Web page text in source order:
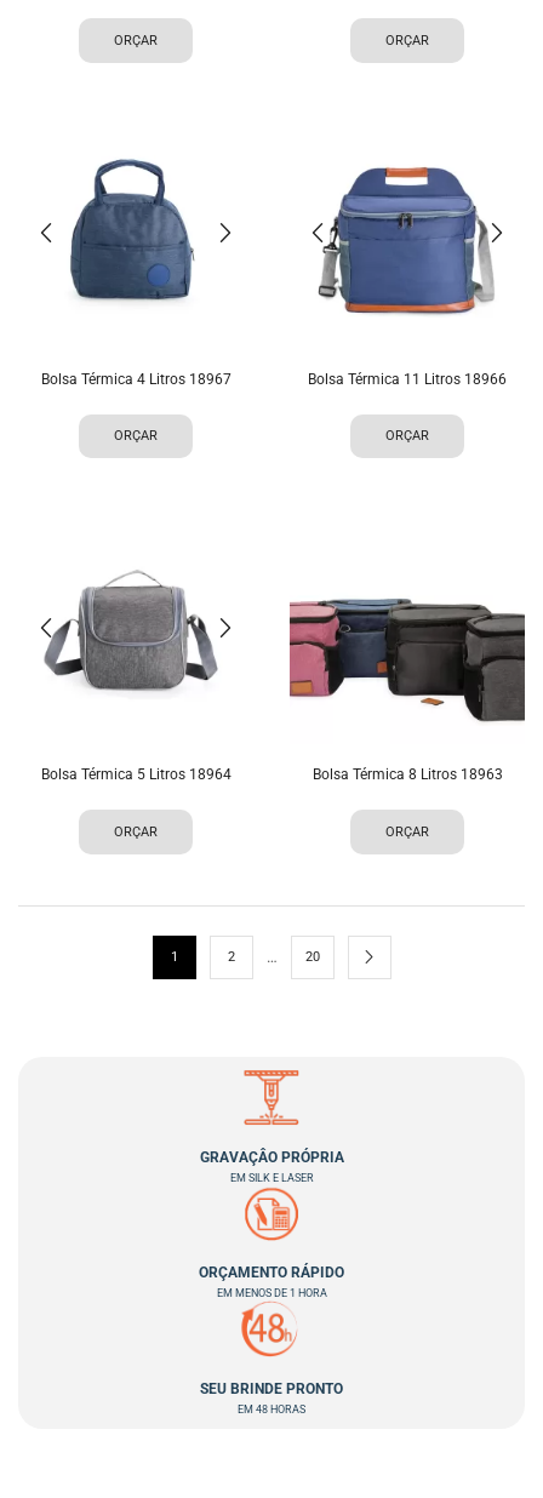
ORÇAR ORÇAR
Bolsa Térmica 4 Litros 18967
ORÇAR
Bolsa Térmica 11 Litros 18966
ORÇAR
Bolsa Térmica 5 Litros 18964
ORÇAR
Bolsa Térmica 8 Litros 18963
ORÇAR
1 2 … 20
GRAVAÇÂO PRÓPRIA
EM SILK E LASER
ORÇAMENTO RÁPIDO
EM MENOS DE 1 HORA
SEU BRINDE PRONTO
EM 48 HORAS